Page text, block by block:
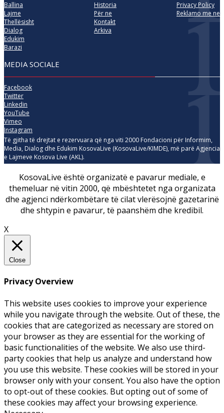
Ballina
Lajme
Thellësisht
Dialog
Edukim
Barazi
Historia
Për ne
Kontakt
Arkiva
Privacy Policy
Reklamo me ne
MEDIA SOCIALE
Facebook
Twitter
Linkedin
YouTube
Vimeo
Instagram
Të gjitha të drejtat e rezervuara që nga viti 2000 Fondacioni për Informim,
Media, Dialog dhe Edukim KosovaLive (KosovaLive/KIMDE), më parë Agjencia
e Lajmeve Kosova Live (AKL).
KosovaLive është organizatë e pavarur mediale, e
themeluar në vitin 2000, që mbështetet nga organizata
dhe agjenci ndërkombëtare të cilat vlerësojnë gazetarinë
dhe shtypin e pavarur, të paanshëm dhe kredibil.
X
Close
Privacy Overview
This website uses cookies to improve your experience
while you navigate through the website. Out of these, the
cookies that are categorized as necessary are stored on
your browser as they are essential for the working of
basic functionalities of the website. We also use third-
party cookies that help us analyze and understand how
you use this website. These cookies will be stored in your
browser only with your consent. You also have the option
to opt-out of these cookies. But opting out of some of
these cookies may affect your browsing experience.